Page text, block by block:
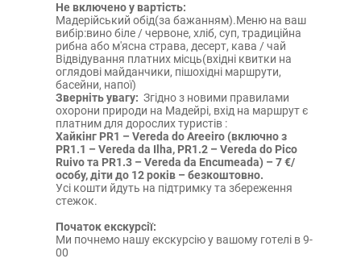
Не включено у вартість:
Мадерiйський обід(за бажанням).Меню на ваш
вибір:вино біле / червоне, хліб, суп, традиційна
рибна або м'ясна страва, десерт, кава / чай
Відвідування платних місць(вхідні квитки на
оглядові майданчики, пішохідні маршрути,
басейни, напої)
Зверніть увагу: Згідно з новими правилами
охорони природи на Мадейрі, вхід на маршрут є
платним для дорослих туристів :
Хайкінг PR1 – Vereda do Areeiro (включно з
PR1.1 – Vereda da Ilha, PR1.2 – Vereda do Pico
Ruivo та PR1.3 – Vereda da Encumeada) – 7 €/
особу, діти до 12 років – безкоштовно.
Усі кошти йдуть на підтримку та збереження
стежок.
Початок екскурсії:
Ми почнемо нашу екскурсію у вашому готелі в 9-
00